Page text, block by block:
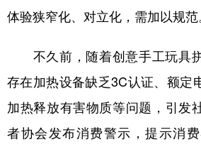
体验狭窄化、对立化，需加以规范
不久前，随着创意手工玩具
存在加热设备缺乏3C认证、额定
加热释放有害物质等问题，引发
者协会发布消费警示，提示消